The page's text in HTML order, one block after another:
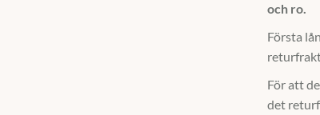
och ro.
Första
För att
det